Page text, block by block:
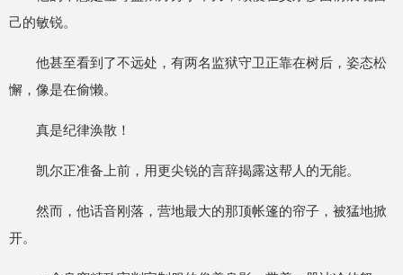
己的敏锐。
他甚至看到了不远处，有两名监狱守卫正靠在树后，姿态松
懈，像是在偷懒。
真是纪律涣散！
凯尔正准备上前，用更尖锐的言辞揭露这帮人的无能。
然而，他话音刚落，营地最大的那顶帐篷的帘子，被猛地掀
开。